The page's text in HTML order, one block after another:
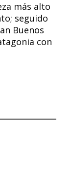
más alto
seguido
Buenos
con